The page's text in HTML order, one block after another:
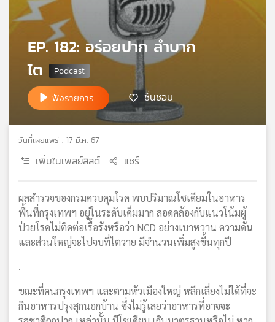
วิทยุ
ไทย
แผนที่
วิทยุ
เครือ
EP. 182: อร่อยปาก ลำบาก
ไต
ฟังรายการ ชื่นชอบ
วันที่เผยแพร่ : 17 มี.ค. 67
เพิ่มในเพลย์ลิสต์ แชร์
ผลสำรวจของกรมควบคุมโรค พบปริมาณโซเดียมในอาหาร
พื้นที่กรุงเทพฯ อยู่ในระดับเค็มมาก สอดคล้องกับแนวโน้มผู้
ป่วยโรคไม่ติดต่อเรื้อรังหรือว่า NCD อย่างเบาหวาน ความดัน
และส่วนใหญ่จะไปจบที่ไตวาย มีจำนวนเพิ่มสูงขึ้นทุกปี
.
ขณะที่คนกรุงเทพฯ และตามหัวเมืองใหญ่ หลีกเลี่ยงไม่ได้ที่จะ
กินอาหารปรุงสุกนอกบ้าน ซึ่งไม่รู้เลยว่าอาหารที่อาจจะ